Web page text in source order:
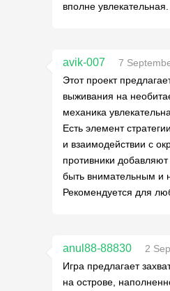
вполне увлекательная.
avik-007
7
Этот проект
выживания на
механика
Есть элемент
и взаимодействии с
противники
быть внимательным и
Рекомендуется для
anul88-88830
2
Игра предлагает
на острове,